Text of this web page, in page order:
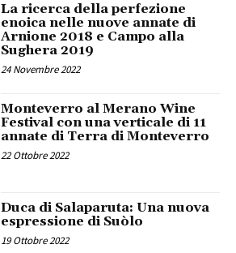
La ricerca della perfezione
enoica nelle nuove annate di
Arnione 2018 e Campo alla
Sughera 2019
24 Novembre 2022
Monteverro al Merano Wine
Festival con una verticale di 11
annate di Terra di Monteverro
22 Ottobre 2022
Duca di Salaparuta: Una nuova
espressione di Suòlo
19 Ottobre 2022